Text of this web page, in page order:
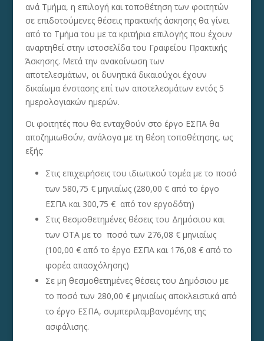
ανά Τμήμα, η επιλογή και τοποθέτηση των φοιτητών
σε επιδοτούμενες θέσεις πρακτικής άσκησης θα γίνει
από το Τμήμα του με τα κριτήρια επιλογής που έχουν
αναρτηθεί στην ιστοσελίδα του Γραφείου Πρακτικής
Άσκησης. Μετά την ανακοίνωση των
αποτελεσμάτων, οι δυνητικά δικαιούχοι έχουν
δικαίωμα ένστασης επί των αποτελεσμάτων εντός 5
ημερολογιακών ημερών.
Οι φοιτητές που θα ενταχθούν στο έργο ΕΣΠΑ θα
αποζημιωθούν, ανάλογα με τη θέση τοποθέτησης, ως
εξής:
Στις επιχειρήσεις του ιδιωτικού τομέα με το ποσό
των 580,75 € μηνιαίως (280,00 € από το έργο
ΕΣΠΑ και 300,75 € από τον εργοδότη)
Στις θεσμοθετημένες θέσεις του Δημόσιου και
των ΟΤΑ με το ποσό των 276,08 € μηνιαίως
(100,00 € από το έργο ΕΣΠΑ και 176,08 € από το
φορέα απασχόλησης)
Σε μη θεσμοθετημένες θέσεις του Δημόσιου με
το ποσό των 280,00 € μηνιαίως αποκλειστικά από
το έργο ΕΣΠΑ, συμπεριλαμβανομένης της
ασφάλισης.